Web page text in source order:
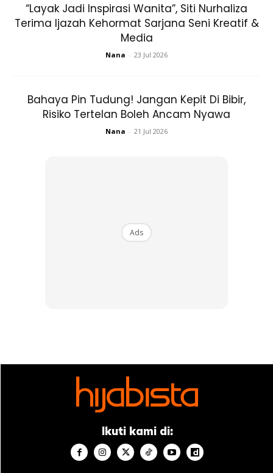
Kualiti di negara ini.
setiausaha SCHOMOS (Bahagian Pelatih, Pegawai
Perubatan Malaysia (MMA) di Terengganu, Prof Dr Sulaiha
menyertai kumpulan yang memperjuangkan isu elaun tugas
untuk doktor muda.
Ads
“Layak Jadi Inspirasi Wanita”, Siti Nurhaliza
Terima Ijazah Kehormat Sarjana Seni Kreatif &
Media
Nana - 23 Jul 2026
Bahaya Pin Tudung! Jangan Kepit Di Bibir,
Risiko Tertelan Boleh Ancam Nyawa
Nana - 21 Jul 2026
Ads
Ikuti kami di: